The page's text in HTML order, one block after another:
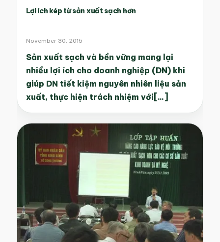
Lợi ích kép từ sản xuất sạch hơn
November 30, 2015
Sản xuất sạch và bền vững mang lại
nhiều lợi ích cho doanh nghiệp (DN) khi
giúp DN tiết kiệm nguyên nhiên liệu sản
xuất, thực hiện trách nhiệm với[...]